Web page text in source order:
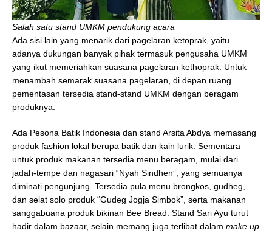
Salah satu stand UMKM pendukung acara
Ada sisi lain yang menarik dari pagelaran ketoprak, yaitu
adanya dukungan banyak pihak termasuk pengusaha UMKM
yang ikut memeriahkan suasana pagelaran kethoprak. Untuk
menambah semarak suasana pagelaran, di depan ruang
pementasan tersedia stand-stand UMKM dengan beragam
produknya.
Ada Pesona Batik Indonesia dan stand Arsita Abdya memasang
produk fashion lokal berupa batik dan kain lurik. Sementara
untuk produk makanan tersedia menu beragam, mulai dari
jadah-tempe dan nagasari “Nyah Sindhen”, yang semuanya
diminati pengunjung. Tersedia pula menu brongkos, gudheg,
dan selat solo produk “Gudeg Jogja Simbok”, serta makanan
sanggabuana produk bikinan Bee Bread. Stand Sari Ayu turut
hadir dalam bazaar, selain memang juga terlibat dalam make up